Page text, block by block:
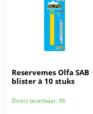
Reservemes Olfa SAB
blister à 10 stuks
Direct leverbaar: 96